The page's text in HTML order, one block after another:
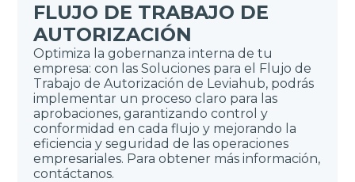
FLUJO DE TRABAJO DE
AUTORIZACIÓN
Optimiza la gobernanza interna de tu
empresa: con las Soluciones para el Flujo de
Trabajo de Autorización de Leviahub, podrás
implementar un proceso claro para las
aprobaciones, garantizando control y
conformidad en cada flujo y mejorando la
eficiencia y seguridad de las operaciones
empresariales. Para obtener más información,
contáctanos.